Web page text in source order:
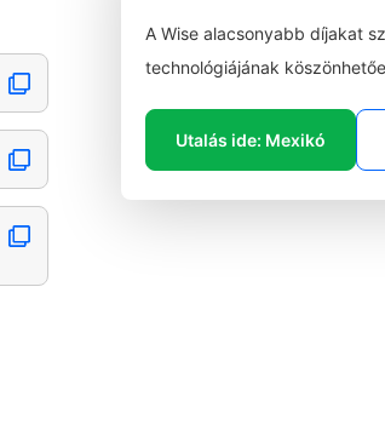
A Wise alacsonyabb díjakat
technológiájának
Utalás ide: Mexikó